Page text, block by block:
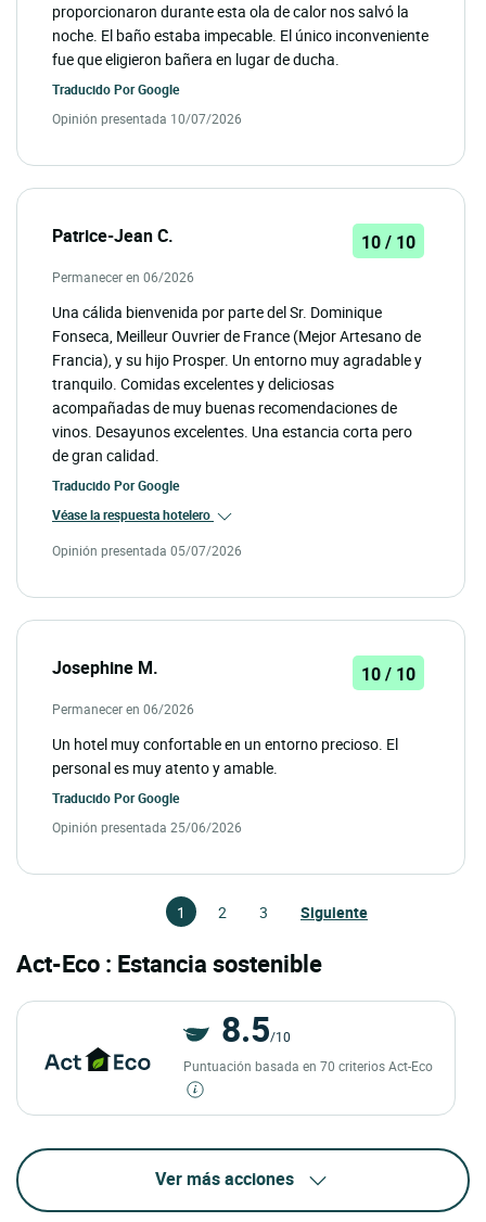
proporcionaron durante esta ola de calor nos salvó la
noche. El baño estaba impecable. El único inconveniente
fue que eligieron bañera en lugar de ducha.
Traducido PorGoogle
Opinión presentada 10/07/2026
Patrice-Jean C. 10 / 10
Permanecer en 06/2026
Una cálida bienvenida por parte del Sr. Dominique
Fonseca, Meilleur Ouvrier de France (Mejor Artesano de
Francia), y su hijo Prosper. Un entorno muy agradable y
tranquilo. Comidas excelentes y deliciosas
acompañadas de muy buenas recomendaciones de
vinos. Desayunos excelentes. Una estancia corta pero
de gran calidad.
Traducido PorGoogle
Véase la respuesta hotelero
Opinión presentada 05/07/2026
Josephine M. 10 / 10
Permanecer en 06/2026
Un hotel muy confortable en un entorno precioso. El
personal es muy atento y amable.
Traducido PorGoogle
Opinión presentada 25/06/2026
1 2 3 Siguiente
Act-Eco : Estancia sostenible
8.5/10
Puntuación basada en 70 criterios Act-Eco
Ver más acciones